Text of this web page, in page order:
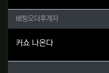
배팅오더후계자
배팅오더후계자
커쇼 나온다